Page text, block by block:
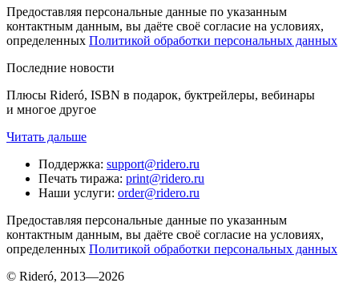
Предоставляя персональные данные по указанным
контактным данным, вы даёте своё согласие на условиях,
определенных Политикой обработки персональных данных
Последние новости
Плюсы Rideró, ISBN в подарок, буктрейлеры, вебинары
и многое другое
Читать дальше
Поддержка: support@ridero.ru
Печать тиража: print@ridero.ru
Наши услуги: order@ridero.ru
Предоставляя персональные данные по указанным
контактным данным, вы даёте своё согласие на условиях,
определенных Политикой обработки персональных данных
© Rideró, 2013—2026